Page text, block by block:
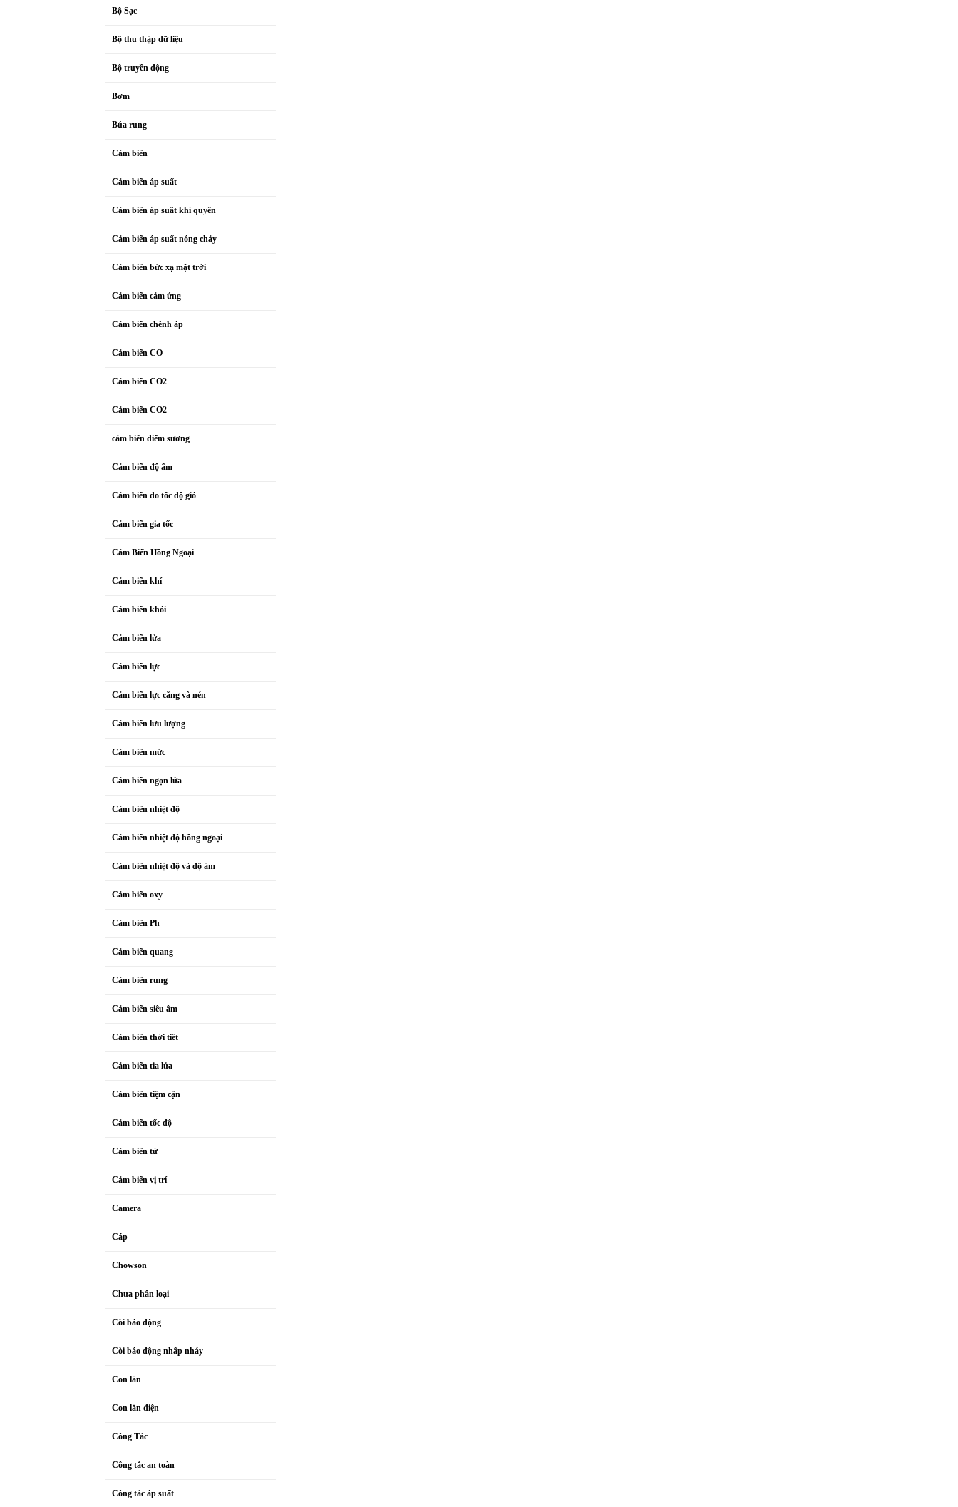
Bộ Sạc
Bộ thu thập dữ liệu
Bộ truyền động
Bơm
Búa rung
Cảm biến
Cảm biến áp suất
Cảm biến áp suất khí quyển
Cảm biến áp suất nóng chảy
Cảm biến bức xạ mặt trời
Cảm biến cảm ứng
Cảm biến chênh áp
Cảm biến CO
Cảm biến CO2
Cảm biến CO2
cảm biến điểm sương
Cảm biến độ ẩm
Cảm biến đo tốc độ gió
Cảm biến gia tốc
Cảm Biến Hồng Ngoại
Cảm biến khí
Cảm biến khói
Cảm biến lửa
Cảm biến lực
Cảm biến lực căng và nén
Cảm biến lưu lượng
Cảm biến mức
Cảm biến ngọn lửa
Cảm biến nhiệt độ
Cảm biến nhiệt độ hồng ngoại
Cảm biến nhiệt độ và độ ẩm
Cảm biến oxy
Cảm biến Ph
Cảm biến quang
Cảm biến rung
Cảm biến siêu âm
Cảm biến thời tiết
Cảm biến tia lửa
Cảm biến tiệm cận
Cảm biến tốc độ
Cảm biến từ
Cảm biến vị trí
Camera
Cáp
Chowson
Chưa phân loại
Còi báo dộng
Còi báo động nhấp nháy
Con lăn
Con lăn điện
Công Tắc
Công tắc an toàn
Công tắc áp suất